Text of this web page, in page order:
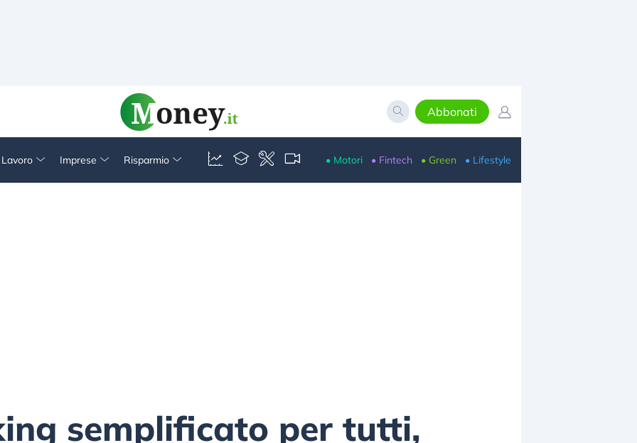
Abbonati
Imprese Risparmio • Motori • Fintech • Green • Lifestyle
semplificato per tutti,